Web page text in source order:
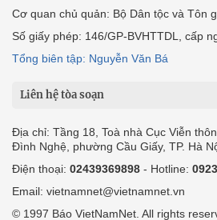
Cơ quan chủ quản: Bộ Dân tộc và Tôn
Số giấy phép: 146/GP-BVHTTDL, cấp
Tổng biên tập: Nguyễn Văn Bá
Liên hệ tòa soạn
Địa chỉ: Tầng 18, Toà nhà Cục Viễn
Đình Nghệ, phường Cầu Giấy, TP. Hà
Điện thoại: 02439369898 - Hotline:
Email: vietnamnet@vietnamnet.vn
© 1997 Báo VietNamNet. All rights